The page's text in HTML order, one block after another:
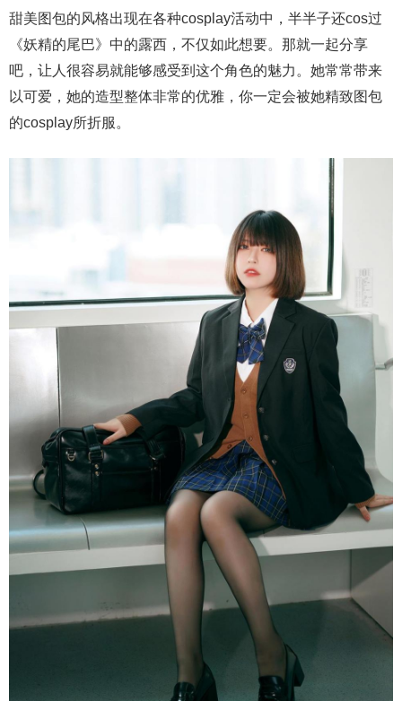
甜美图包的风格出现在各种cosplay活动中，半半子还cos过
《妖精的尾巴》中的露西，不仅如此想要。那就一起分享
吧，让人很容易就能够感受到这个角色的魅力。她常常带来
以可爱，她的造型整体非常的优雅，你一定会被她精致图包
的cosplay所折服。